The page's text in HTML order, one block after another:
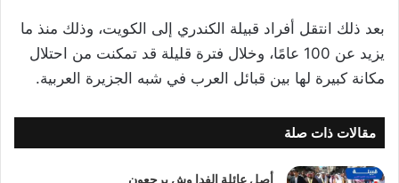
بعد ذلك انتقل أفراد قبيلة الكندري إلى الكويت، وذلك منذ ما
يزيد عن 100 عامًا، وخلال فترة قليلة قد تمكنت من احتلال
مكانة كبيرة لها بين قبائل العرب في شبه الجزيرة العربية.
مقالات ذات صلة
أصل عائلة الفدا وش يرجعون